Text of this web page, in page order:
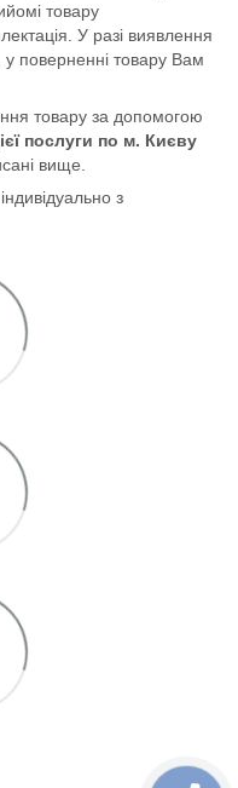
товару
У разі виявлення
поверненні товару Вам
товару за допомогою
послуги по м. Києву
вище.
з